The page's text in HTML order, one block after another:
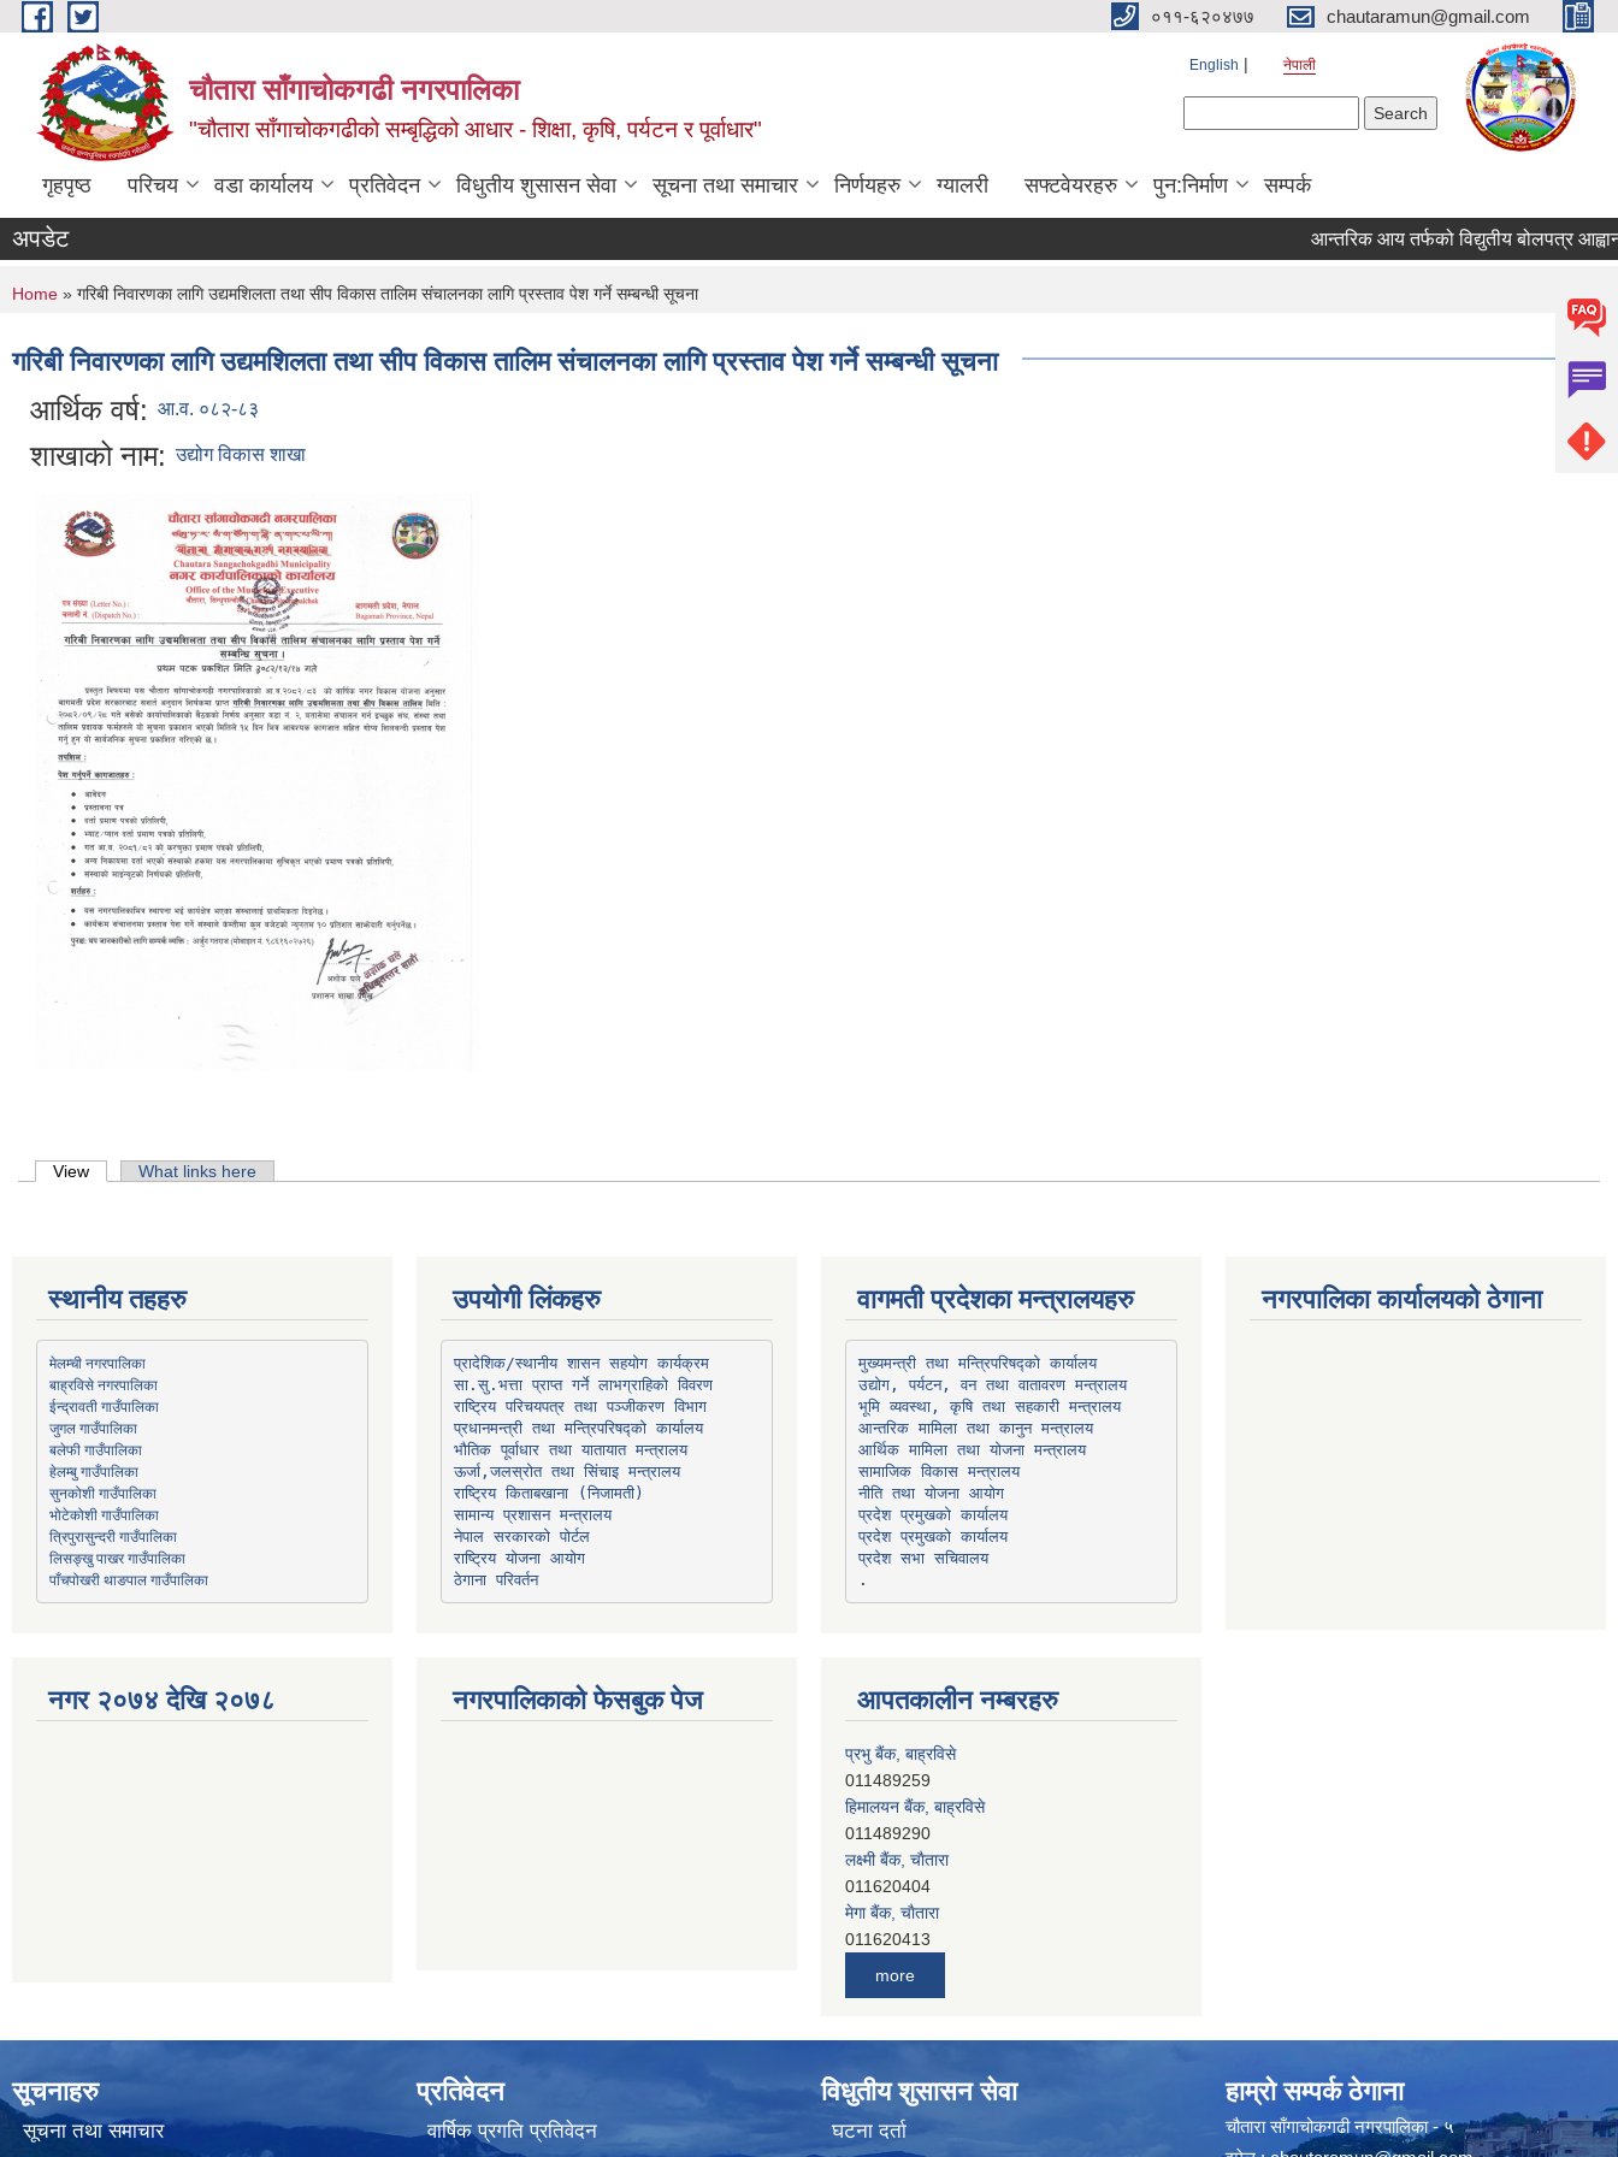
Skip to main content ०११-६२०४७७ chautaramun@gmail.com
चौतारा साँगाचोकगढी नगरपालिका
"चौतारा साँगाचोकगढीको सम्बृद्धिको आधार - शिक्षा, कृषि, पर्यटन र पूर्वाधार"
English नेपाली
गृहपृष्ठ परिचय वडा कार्यालय प्रतिवेदन विधुतीय शुसासन सेवा सूचना तथा समाचार निर्णयहरु ग्यालरी सफ्टवेयरहरु पुन:निर्माण सम्पर्क
अपडेट आन्तरिक आय तर्फको विद्युतीय बोलपत्र आह्वान
You are here
Home » गरिबी निवारणका लागि उद्यमशिलता तथा सीप विकास तालिम संचालनका लागि प्रस्ताव पेश गर्ने सम्बन्धी सूचना
गरिबी निवारणका लागि उद्यमशिलता तथा सीप विकास तालिम संचालनका लागि प्रस्ताव पेश गर्ने सम्बन्धी सूचना
आर्थिक वर्ष: आ.व. ०८२-८३
शाखाको नाम: उद्योग विकास शाखा
Primary tabs
View (active tab)What links here
स्थानीय तहहरु
मेलम्ची नगरपालिका
बाह्रविसे नगरपालिका
ईन्द्रावती गाउँपालिका
जुगल गाउँपालिका
बलेफी गाउँपालिका
हेलम्बु गाउँपालिका
सुनकोशी गाउँपालिका
भोटेकोशी गाउँपालिका
त्रिपुरासुन्दरी गाउँपालिका
लिसङ्खु पाखर गाउँपालिका
पाँचपोखरी थाङपाल गाउँपालिका
नगर २०७४ देखि २०७८
उपयोगी लिंकहरु
प्रादेशिक/स्थानीय शासन सहयोग कार्यक्रम
सा.सु.भत्ता प्राप्त गर्ने लाभग्राहिको विवरण
राष्ट्रिय परिचयपत्र तथा पञ्‍जीकरण विभाग
प्रधानमन्त्री तथा मन्त्रिपरिषद्को कार्यालय
भौतिक पूर्वाधार तथा यातायात मन्त्रालय
ऊर्जा,जलस्रोत तथा सिंचाइ मन्त्रालय
सामान्य प्रशासन मन्त्रालय
नेपाल सरकारको पोर्टल
राष्ट्रिय योजना आयोग
ठेगाना परिवर्तन
नगरपालिकाको फेसबुक पेज
वागमती प्रदेशका मन्त्रालयहरु
मुख्यमन्त्री तथा मन्त्रिपरिषद्को कार्यालय
उद्योग, पर्यटन, वन तथा वातावरण मन्त्रालय
भूमि व्यवस्था, कृषि तथा सहकारी मन्त्रालय
आन्तरिक मामिला तथा कानुन मन्त्रालय
आर्थिक मामिला तथा योजना मन्त्रालय
सामाजिक विकास मन्त्रालय
नीति तथा योजना आयोग
प्रदेश प्रमुखको कार्यालय
प्रदेश प्रमुखको कार्यालय
प्रदेश सभा सचिवालय
आपतकालीन नम्बरहरु
011489259
हिमालयन बैंक, बाह्रविसे
011489290
लक्ष्मी बैंक, चाैतारा
011620404
मेगा बैंक, चाैतारा
011620413
जनता बैंक, चाैतारा
011620406
देव विकास बैंक, बाह्रविसे
011403051
सिभिल बैंक, मेलम्ची
011401055
more
नगरपालिका कार्यालयको ठेगाना
सूचनाहरु
सूचना तथा समाचार
प्रतिवेदन
वार्षिक प्रगति प्रतिवेदन
विधुतीय शुसासन सेवा
घटना दर्ता
हाम्रो सम्पर्क ठेगाना
चौतारा साँगाचोकगढी नगरपालिका - ५